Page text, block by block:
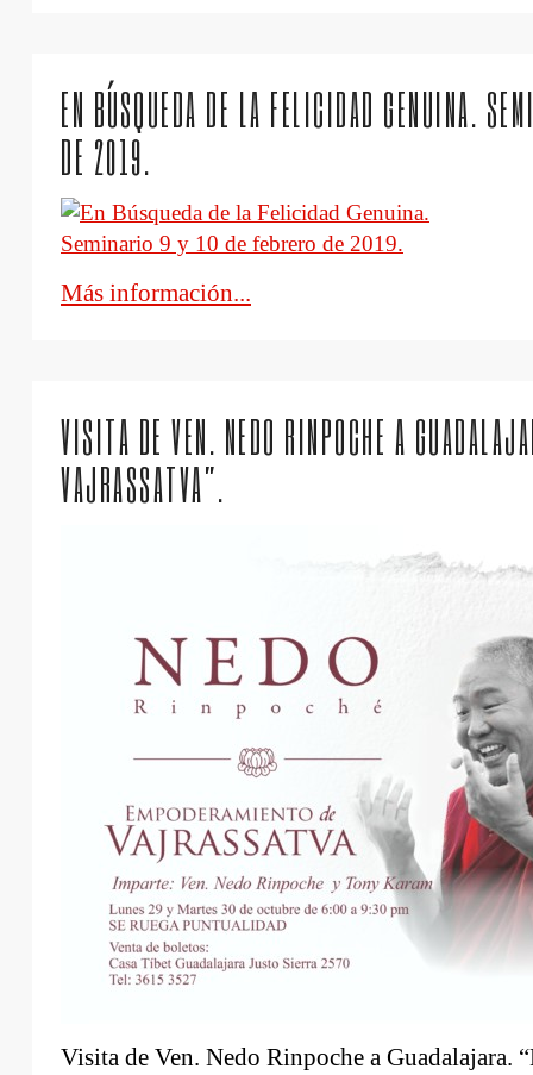
EN BÚSQUEDA DE LA FELICIDAD GENUINA.
DE 2019.
Más información...
VISITA DE VEN. NEDO RINPOCHE A
VAJRASSATVA”.
Visita de Ven. Nedo Rinpoche a Guadalajara.